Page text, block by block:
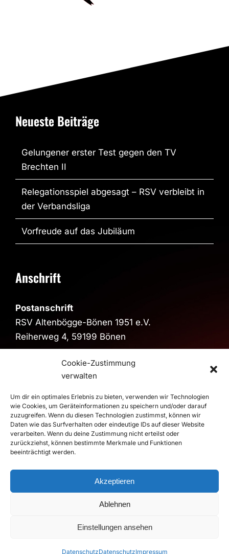
Cookie-Zustimmung
verwalten
Um dir ein optimales Erlebnis zu bieten, verwenden wir Technologien
wie Cookies, um Geräteinformationen zu speichern und/oder darauf
zuzugreifen. Wenn du diesen Technologien zustimmst, können wir
Daten wie das Surfverhalten oder eindeutige IDs auf dieser Website
verarbeiten. Wenn du deine Zustimmung nicht erteilst oder
zurückziehst, können bestimmte Merkmale und Funktionen
beeinträchtigt werden.
Akzeptieren
Ablehnen
Einstellungen ansehen
DatenschutzDatenschutzImpressum
Neueste Beiträge
Gelungener erster Test gegen den TV
Brechten II
Relegationsspiel abgesagt – RSV verbleibt in
der Verbandsliga
Vorfreude auf das Jubiläum
Anschrift
Postanschrift
RSV Altenbögge-Bönen 1951 e.V.
Reiherweg 4, 59199 Bönen
Sporthalle im Schulzentrum
>Route
© 2026 RSV Altenbögge-Bönen 1951 e.V. Handball - Die
Roten Teufel |